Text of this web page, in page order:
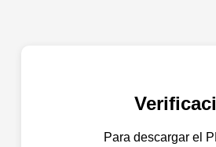
Para descargar el